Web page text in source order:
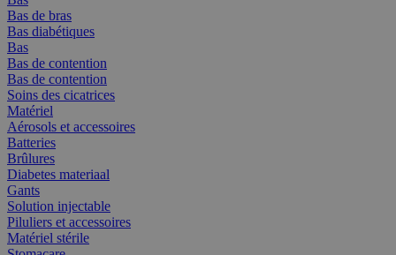
Bas de bras
Bas diabétiques
Bas
Bas de contention
Bas de contention
Soins des cicatrices
Matériel
Aérosols et accessoires
Batteries
Brûlures
Diabetes materiaal
Gants
Solution injectable
Piluliers et accessoires
Matériel stérile